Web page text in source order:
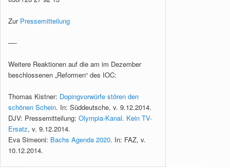
Zur Pressemitteilung
—-
Weitere Reaktionen auf die am im Dezember
beschlossenen „Reformen“ des IOC:
Thomas Kistner: Dopingvorwürfe stören den
schönen Schein. In: Süddeutsche, v. 9.12.2014.
DJV: Pressemitteilung: Olympia-Kanal. Kein TV-
Ersatz, v. 9.12.2014.
Eva Simeoni: Bachs Agenda 2020. In: FAZ, v.
10.12.2014.